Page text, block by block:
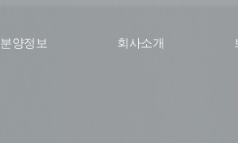
분양정보 회사소개